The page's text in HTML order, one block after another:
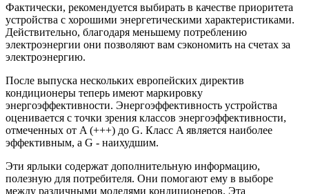
Фактически, рекомендуется выбирать в качестве приоритета
устройства с хорошими энергетическими характеристиками.
Действительно, благодаря меньшему потреблению
электроэнергии они позволяют вам сэкономить на счетах за
электроэнергию.
После выпуска нескольких европейских директив
кондиционеры теперь имеют маркировку
энергоэффективности. Энергоэффективность устройства
оценивается с точки зрения классов энергоэффективности,
отмеченных от A (+++) до G. Класс A является наиболее
эффективным, а G - наихудшим.
Эти ярлыки содержат дополнительную информацию,
полезную для потребителя. Они помогают ему в выборе
между различными моделями кондиционеров. Эта